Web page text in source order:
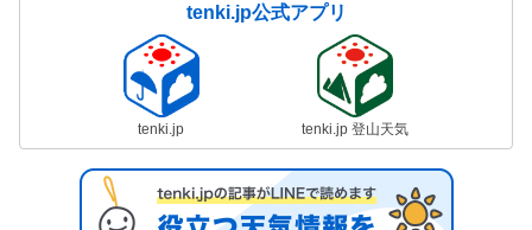
tenki.jp公式アプリ
tenki.jp tenki.jp 登山天気